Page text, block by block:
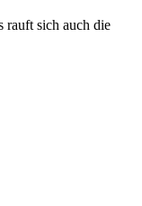
rauft sich auch die